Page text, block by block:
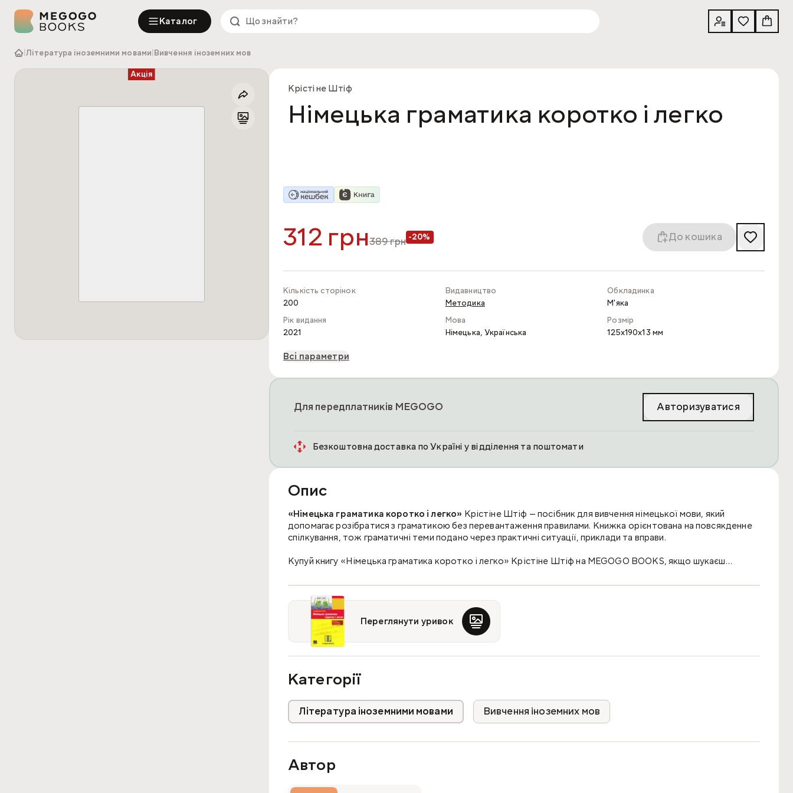
Каталог
|Література іноземними мовами Вивчення іноземних мов
Акція
Крістіне Штіф
Німецька граматика коротко і легко
312 грн389грн -20% До кошика
Кількість сторінок
200
Видавництво
Методика
Обкладинка
М'яка
Рік видання
2021
Мова
Нiмецька, Українська
Розмір
125x190x13 мм
Всі параметри
Для передплатників MEGOGO Авторизуватися
Безкоштовна доставка по Україні у відділення та поштомати
Опис
«Німецька граматика коротко і легко» Крістіне Штіф — посібник для вивчення німецької мови, який
допомагає розібратися з граматикою без перевантаження правилами. Книжка орієнтована на повсякденне
спілкування, тож граматичні теми подано через практичні ситуації, приклади та вправи.
Купуй книгу «Німецька граматика коротко і легко» Крістіне Штіф на MEGOGO BOOKS, якщо шукаєш
Про що книжка?
У доступній формі структурована граматика, що дає знання для спілкування, орієнтована на повсякденні
життєві комунікативні ситуації.
Чому варто вибрати цей посібник?
Матеріал подано короткими блоками, тому його зручно опрацьовувати самостійно, на курсах або під час
Посібник робить акцент на мовленні, а не на механічному заучуванні правил. Приклади та вправи
Переглянути уривок
Категорії
Література іноземними мовами Вивчення іноземних мов
Автор